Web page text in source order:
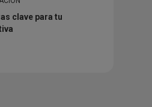
clave para tu